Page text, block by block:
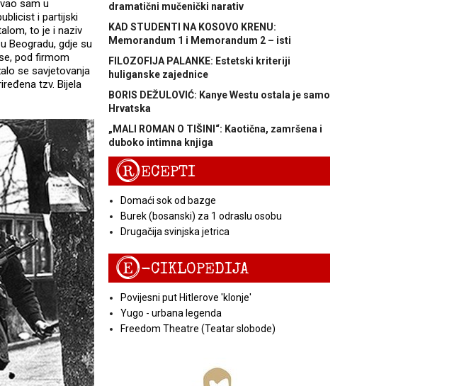
sam u
i partijski
to je i naziv
Beogradu, gdje su
pod firmom
se savjetovanja
tzv. Bijela
dramatični mučenički narativ
KAD STUDENTI NA KOSOVO KRENU:
Memorandum 1 i Memorandum 2 – isti
FILOZOFIJA PALANKE: Estetski kriteriji
huliganske zajednice
BORIS DEŽULOVIĆ: Kanye Westu ostala je samo
Hrvatska
„MALI ROMAN O TIŠINI“: Kaotična, zamršena i
duboko intimna knjiga
RECEPTI
Domaći sok od bazge
Burek (bosanski) za 1 odraslu osobu
Drugačija svinjska jetrica
E-CIKLOPEDIJA
Povijesni put Hitlerove 'klonje'
Yugo - urbana legenda
Freedom Theatre (Teatar slobode)